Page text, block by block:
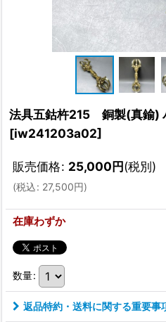
法具五鈷杵215 銅製(真鍮)
[iw241203a02]
販売価格: 25,000円(税別)
(税込: 27,500円)
在庫わずか
数量:
返品特約・送料に関する重要事